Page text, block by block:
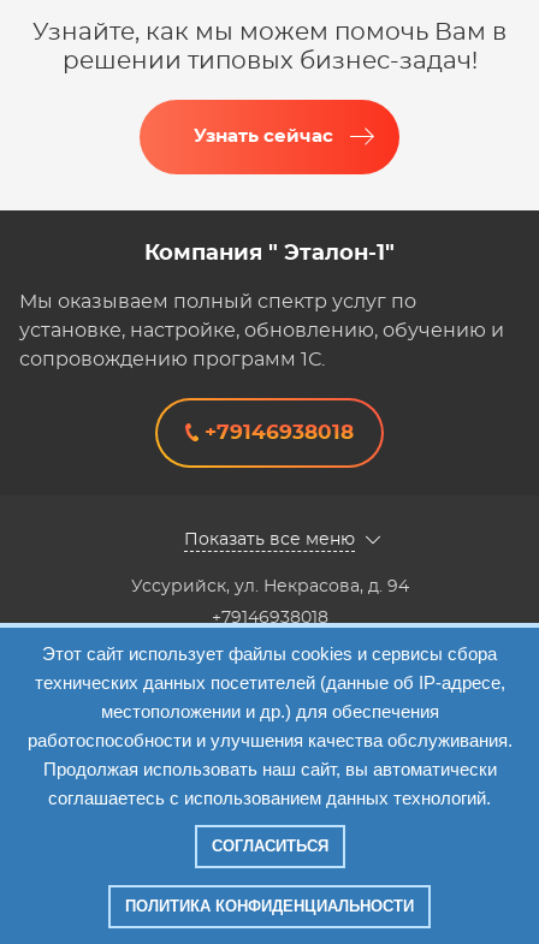
Этот сайт использует файлы cookies и сервисы сбора
технических данных посетителей (данные об IP-адресе,
местоположении и др.) для обеспечения
работоспособности и улучшения качества обслуживания.
Продолжая использовать наш сайт, вы автоматически
соглашаетесь с использованием данных технологий.
СОГЛАСИТЬСЯ
ПОЛИТИКА КОНФИДЕНЦИАЛЬНОСТИ
Узнайте, как мы можем помочь Вам в
решении типовых бизнес-задач!
Узнать сейчас
Компания " Эталон-1"
Мы оказываем полный спектр услуг по
установке, настройке, обновлению, обучению и
сопровождению программ 1С.
+79146938018
Показать все меню
Уссурийск, ул. Некрасова, д. 94
+79146938018
8(4234) 333-147, 8(4234) 333-818,8(4234) 38-40-20,8(4234)